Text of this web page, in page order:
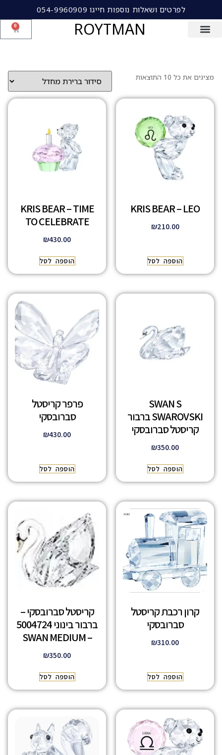
לפרטים ושאלות נוספות חייגו 054-9960909
ROYTMAN
0
מציגים את כל ⁦10⁩ התוצאות
KRIS BEAR – LEO
₪210.00
הוספה לסל
KRIS BEAR – TIME
TO CELEBRATE
₪430.00
הוספה לסל
SWAN S
SWAROVSKI ברבור
קריסטל סברובסקי
₪350.00
הוספה לסל
פרפר קריסטל
סברובסקי
₪430.00
הוספה לסל
קרון רכבת קריסטל
סברובסקי
₪310.00
הוספה לסל
קריסטל סברובסקי –
ברבור בינוני 5004724
– SWAN MEDIUM
₪350.00
הוספה לסל